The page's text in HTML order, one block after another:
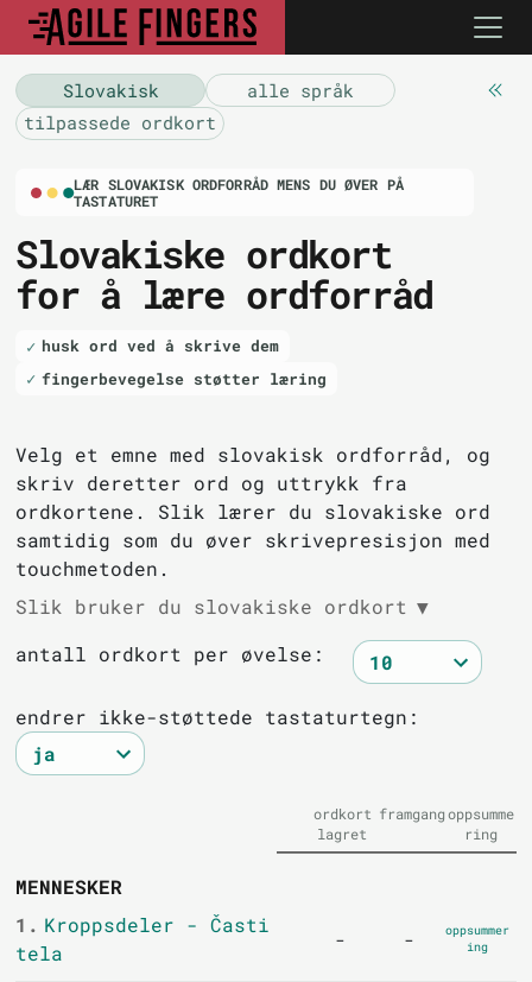
Slovakisk
alle språk
tilpassede ordkort
LÆR SLOVAKISK ORDFORRÅD MENS DU ØVER PÅ
TASTATURET
Slovakiske ordkort
for å lære ordforråd
husk ord ved å skrive dem
fingerbevegelse støtter læring
Velg et emne med slovakisk ordforråd, og
skriv deretter ord og uttrykk fra
ordkortene. Slik lærer du slovakiske ord
samtidig som du øver skrivepresisjon med
touchmetoden.
Slik bruker du slovakiske ordkort ▼
antall ordkort per øvelse:
endrer ikke-støttede tastaturtegn:
ordkort
lagret
framgangoppsumme
ring
MENNESKER
1. Kroppsdeler - Časti
tela
- -
oppsummer
ing